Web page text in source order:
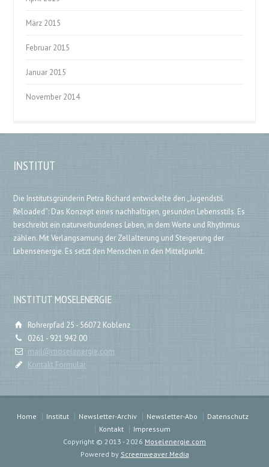
März 2015
Februar 2015
Januar 2015
November 2014
INSTITUT
Die Institutsgründerin Petra Richard entwickelte den „Jugendstil
Reloaded“: Das Konzept eines nachhaltigen, gesunden Lebensstils. Es
beschreibt ein naturverbundenes Leben, in dem Werte und Rhythmus
zählen. Mit Verlangsamung der Zellalterung und Steigerung der
Lebensenergie. Es setzt den Menschen in den Mittelpunkt.
INSTITUT MOSELENERGIE
Rohrerpfad 25 - 56072 Koblenz
0261 - 921 942 00
mail@moselenergie.com
Kontakt Formular
Home Institut Newsletter-Archiv Newsletter-Abo
Datenschutz
Kontakt
Impressum
Copyright © 2013 - 2026 Moselenergie.com
Powered by Screenweaver Media